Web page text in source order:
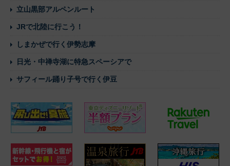
立山黒部アルペンルート
JRで北陸に行こう！
しまかぜで行く伊勢志摩
日光・中禅寺湖に特急スペーシアで
サフィール踊り子号で行く伊豆